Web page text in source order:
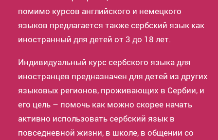
помимо курсов английского и немецкого
языков предлагается также сербский язык как
иностранный для детей от 3 до 18 лет.
Индивидуальный курс сербского языка для
иностранцев предназначен для детей из других
языковых регионов, проживающих в Сербии, и
его цель – помочь как можно скорее начать
активно использовать сербский язык в
повседневной жизни, в школе, в общении со